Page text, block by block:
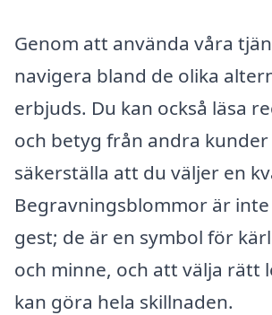
Genom att använda våra
navigera bland de olika
erbjuds. Du kan också läsa
och betyg från andra
säkerställa att du väljer en
Begravningsblommor är
gest; de är en symbol för
och minne, och att välja rätt
kan göra hela skillnaden.